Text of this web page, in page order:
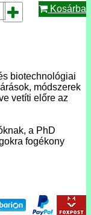
Kosárba
biotechnológiai
módszerek
vetíti előre az
a PhD
fogékony